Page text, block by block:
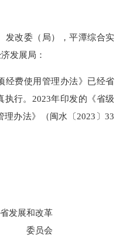
发改委（局），平潭综合实
发展局 ：
经费使用管理办法》 已经省
行。 2023年印发的 《省级
办法》
（闽水〔2023〕33
发展和改革
委员会